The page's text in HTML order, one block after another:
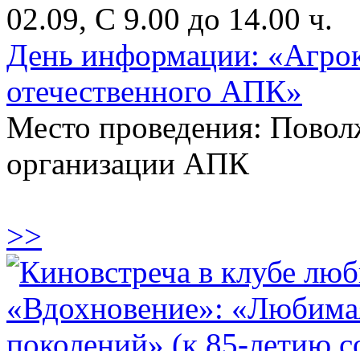
02.09, С 9.00 до 14.00 ч.
День информации:
отечественного АПК»
Место проведения:
организации АПК
>>